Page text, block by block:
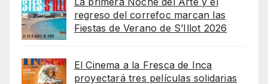
regreso del correfoc marcan las
Fiestas de Verano de S’Illot 2026
El Cinema a la Fresca de Inca
proyectará tres películas solidarias